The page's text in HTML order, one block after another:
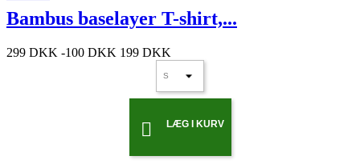
Bambus baselayer T-shirt,...
299 DKK -100 DKK 199 DKK
 LÆG I KURV